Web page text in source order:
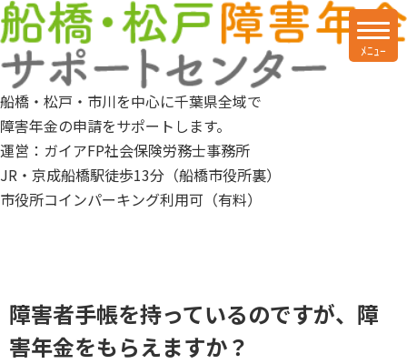
船橋・松戸・市川を中心に千葉県全域で
障害年金の申請をサポートします。
運営：ガイアFP社会保険労務士事務所
JR・京成船橋駅徒歩13分（船橋市役所裏）
市役所コインパーキング利用可（有料）
障害者手帳を持っているのですが、障
害年金をもらえますか？